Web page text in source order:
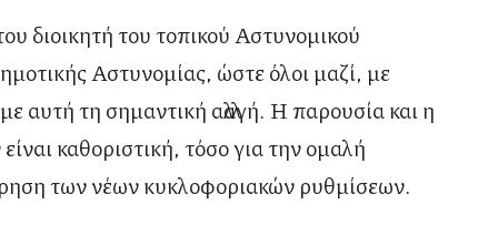
διοικητή του τοπικού Αστυνομικού
Αστυνομίας, ώστε όλοι μαζί, με
αυτή τη σημαντική αλλαγή. Η παρουσία και η
καθοριστική, τόσο για την ομαλή
των νέων κυκλοφοριακών ρυθμίσεων.